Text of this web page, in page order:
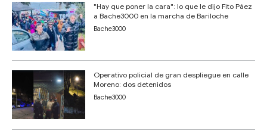
"Hay que poner la cara": lo que le dijo Fito Páez
a Bache3000 en la marcha de Bariloche
Bache3000
Operativo policial de gran despliegue en calle
Moreno: dos detenidos
Bache3000